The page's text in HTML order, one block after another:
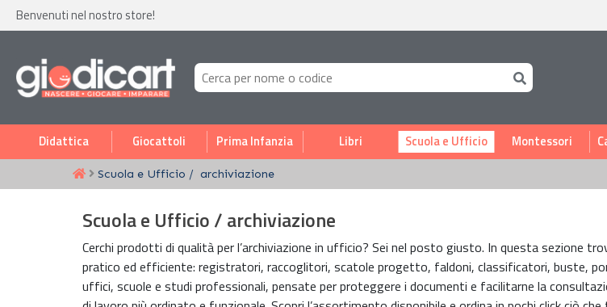
Benvenuti nel nostro store!
Didattica Giocattoli Prima Infanzia Libri Scuola e Ufficio Montessori
Scuola e Ufficio archiviazione
Scuola e Ufficio / archiviazione
Cerchi prodotti di qualità per l’archiviazione in ufficio? Sei nel posto giusto. In questa sezione
pratico ed efficiente: registratori, raccoglitori, scatole progetto, faldoni, classificatori, buste,
uffici, scuole e studi professionali, pensate per proteggere i documenti e facilitarne la